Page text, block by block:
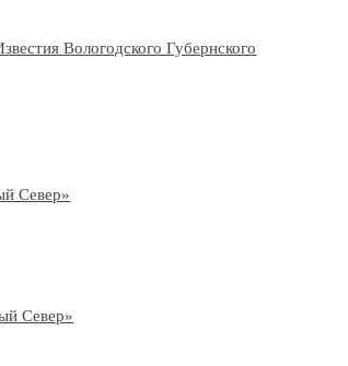
Вологодского Губернского
Север»
Север»